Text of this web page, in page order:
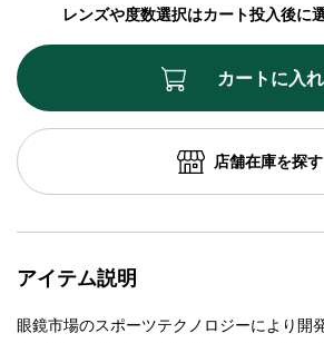
レンズや度数選択はカート投入後に
カートに入
店舗在庫を探す
アイテム説明
眼鏡市場のスポーツテクノロジーにより開